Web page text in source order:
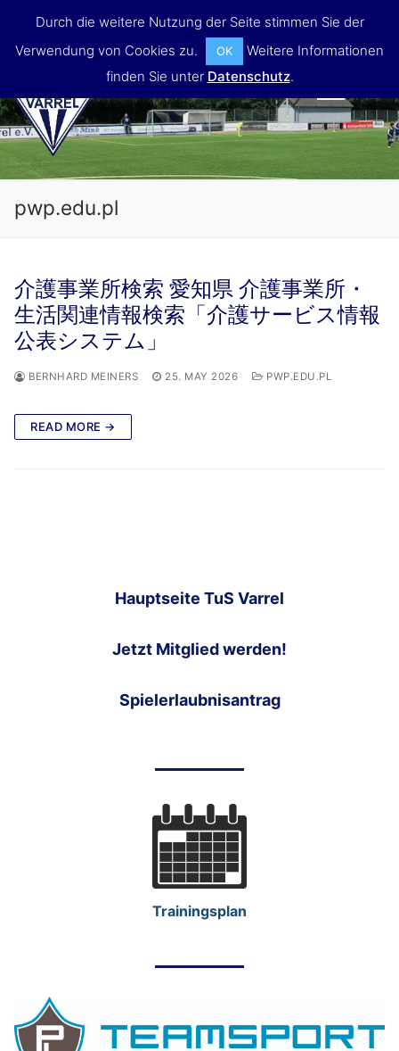
content
pwp.edu.pl
介護事業所検索 愛知県 介護事業所・
生活関連情報検索「介護サービス情報
公表システム」
BERNHARD MEINERS 25. MAY 2026 PWP.EDU.PL
READ MORE →
Hauptseite TuS Varrel
Jetzt Mitglied werden!
Spielerlaubnisantrag
Trainingsplan
Durch die weitere Nutzung der Seite stimmen Sie der
Verwendung von Cookies zu.
OK
Weitere Informationen
finden Sie unter Datenschutz.